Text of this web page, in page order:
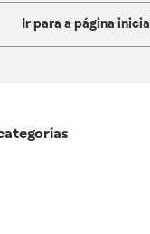
Ir para a página inicial